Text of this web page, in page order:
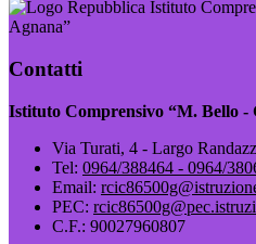
Istituto
Agnana”
Contatti
Istituto Comprensivo “M. Bello -
Via Turati, 4 - Largo
Tel: 0964/388464 - 0964/
Email:
PEC:
C.F.: 90027960807